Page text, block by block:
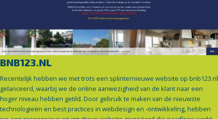
BNB123.NL
Recentelijk hebben we met trots een splinternieuwe website op bnb123.nl
gelanceerd, waarbij we de online aanwezigheid van de klant naar een
hoger niveau hebben getild. Door gebruik te maken van de nieuwste
technologieën en best practices in webdesign en -ontwikkeling, hebben